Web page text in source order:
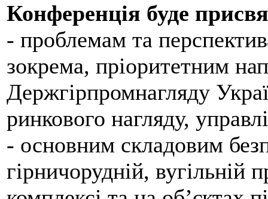
Конференція буде
- проблемам та
зокрема, пріоритетним
Держгірпромнагляду
ринкового нагляду,
- основним складовим
гірничорудній, вугільній